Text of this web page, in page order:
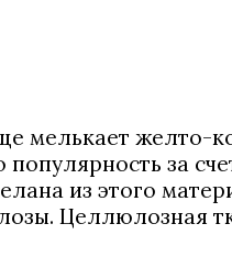
мелькает желто-
за
из этого
Целлюлозная